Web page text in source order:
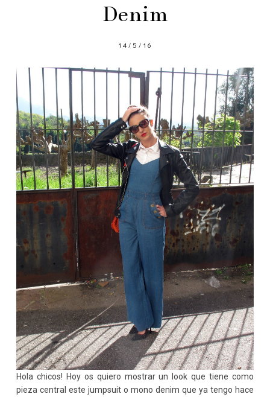
Denim
14/5/16
Hola chicos! Hoy os quiero mostrar un look que tiene como
pieza central este jumpsuit o mono denim que ya tengo hace